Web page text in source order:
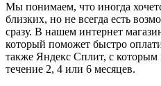
Мы понимаем, что иногда
близких, но не всегда есть
сразу. В нашем интернет
который поможет быстро
также Яндекс Сплит, с которым
течение 2, 4 или 6 месяцев.